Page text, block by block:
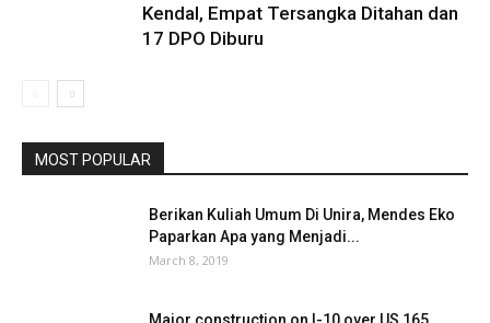
Kendal, Empat Tersangka Ditahan dan
17 DPO Diburu
MOST POPULAR
Berikan Kuliah Umum Di Unira, Mendes Eko
Paparkan Apa yang Menjadi...
March 8, 2019